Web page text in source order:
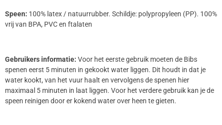
Speen: 100% latex / natuurrubber. Schildje: polypropyleen (PP). 100%
vrij van BPA, PVC en ftalaten
Gebruikers informatie: Voor het eerste gebruik moeten de Bibs
spenen eerst 5 minuten in gekookt water liggen. Dit houdt in dat je
water kookt, van het vuur haalt en vervolgens de spenen hier
maximaal 5 minuten in laat liggen. Voor het verdere gebruik kan je de
speen reinigen door er kokend water over heen te gieten.